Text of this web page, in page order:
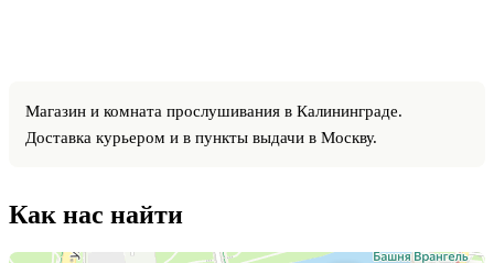
Магазин и комната прослушивания в Калининграде.
Доставка курьером и в пункты выдачи в Москву.
Как нас найти